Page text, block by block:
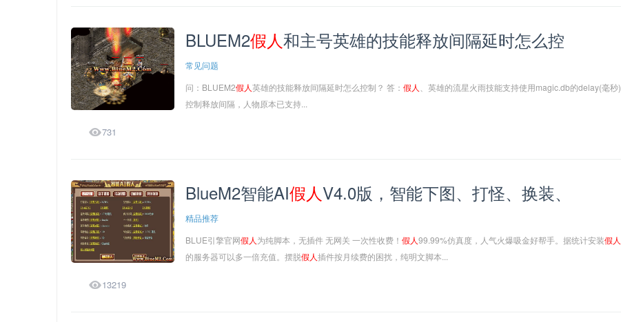
BLUEM2假人和主号英雄的技能释放间隔延时怎么控
常见问题
问：BLUEM2假人英雄的技能释放间隔延时怎么控制？ 答： 假人
、英雄的流星火雨技能支持使用magic.db的delay(毫秒)
控制释放间隔，人物原本已支持...
731
BlueM2智能AI假人V4.0版，智能下图、打怪、换装、
精品推荐
BLUE引擎官网假人 为纯脚本，无插件 无网关 一次性收费！ 假人99.99%仿真度，人气火爆吸金好帮手。据统计安装假人
的服务器可以多一倍充值。摆脱假人插件按月续费的困扰，纯明文脚本...
13219